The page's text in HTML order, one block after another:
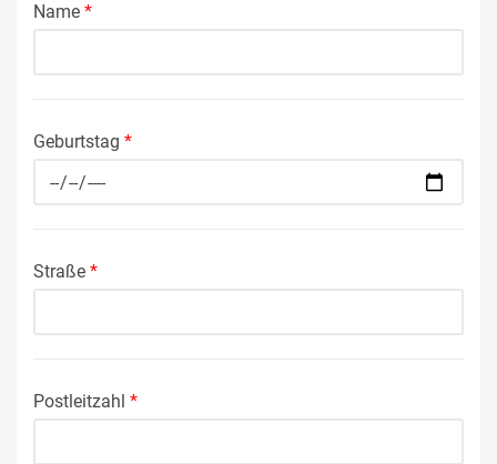
Name *
Geburtstag *
Straße *
Postleitzahl *